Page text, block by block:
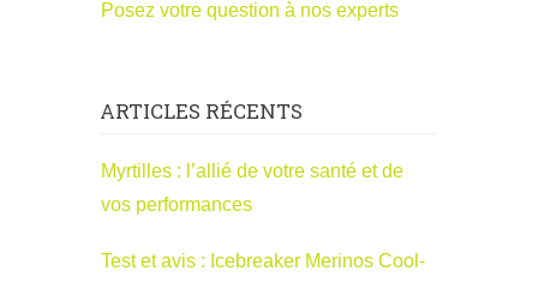
Posez votre question à nos experts
ARTICLES RÉCENTS
Myrtilles : l’allié de votre santé et de
vos performances
Test et avis : Icebreaker Merinos Cool-